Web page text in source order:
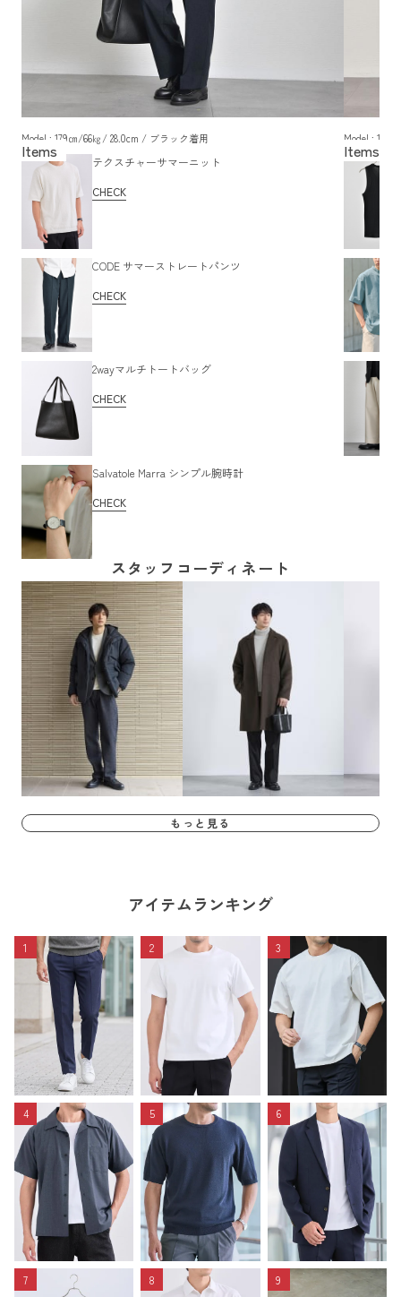
Model : 179㎝/66㎏/ 28.0cm / ブラック着用
テクスチャーサマーニット
CHECK
CODE サマーストレートパンツ
CHECK
2wayマルチトートバッグ
CHECK
Salvatole Marra シンプル腕時計
CHECK
Model : 179
スタッフコーディネート
もっと見る
アイテムランキング
1 2 3
4 5 6
7 8 9